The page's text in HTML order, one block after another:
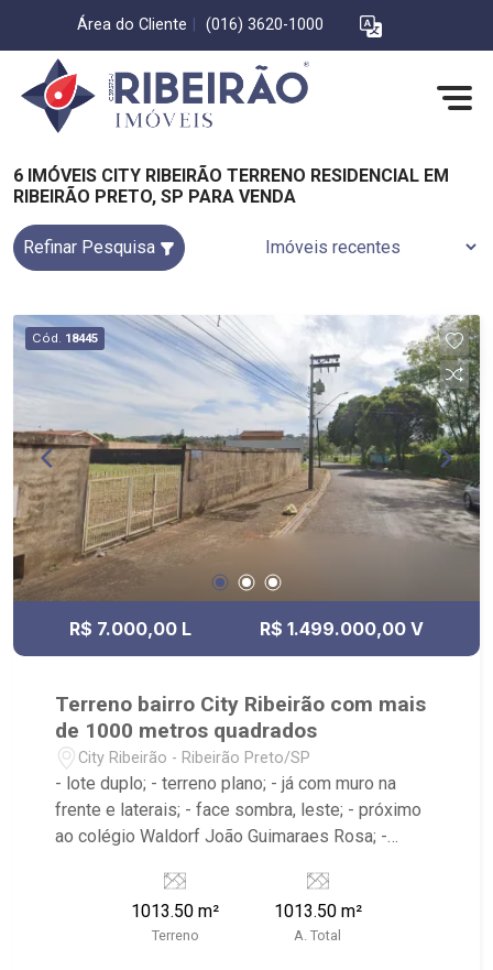
Área do Cliente (016) 3620-1000
6 IMÓVEIS CITY RIBEIRÃO TERRENO RESIDENCIAL EM
RIBEIRÃO PRETO, SP PARA VENDA
Refinar Pesquisa
Cód. 18445
R$ 7.000,00 L R$ 1.499.000,00 V
Terreno bairro City Ribeirão com mais
de 1000 metros quadrados
City Ribeirão - Ribeirão Preto/SP
- lote duplo; - terreno plano; - já com muro na
frente e laterais; - face sombra, leste; - próximo
ao colégio Waldorf João Guimaraes Rosa; -
importantes referências: Centro De Capacitação
Teologica e vocacional Espaço Vida, Seo Pitanga
Beach e Churrascaria JP SteakHouse.
1013.50 m²
Terreno
1013.50 m²
A. Total